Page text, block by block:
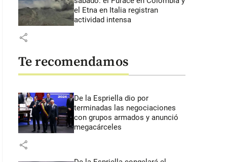
el Etna en Italia registran
actividad intensa
share
Te recomendamos
De la Espriella dio por
terminadas las negociaciones
con grupos armados y anunció
megacárceles
share